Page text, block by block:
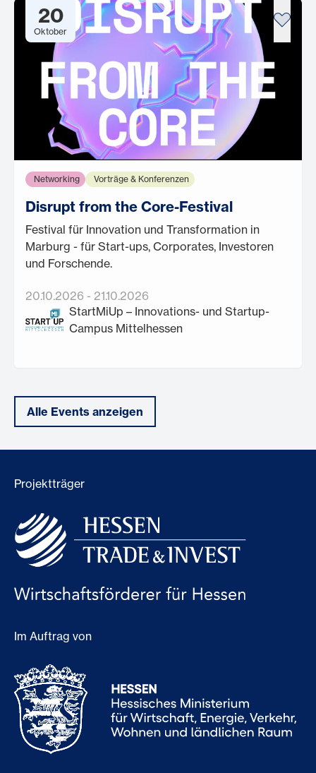
20
Oktober
Networking Vorträge & Konferenzen
Disrupt from the Core-Festival
Festival für Innovation und Transformation in
Marburg - für Start-ups, Corporates, Investoren
und Forschende.
20.10.2026 - 21.10.2026
StartMiUp – Innovations- und Startup-
Campus Mittelhessen
Alle Events anzeigen
Projektträger
Im Auftrag von